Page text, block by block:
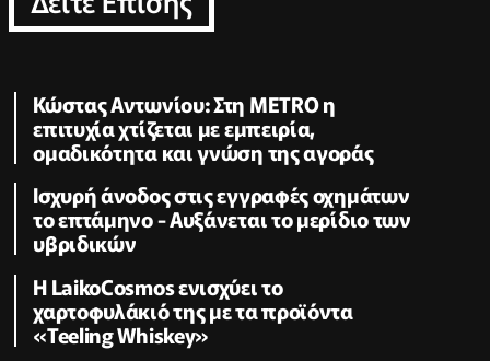
Κώστας Αντωνίου: Στη METRO η
επιτυχία χτίζεται με εμπειρία,
ομαδικότητα και γνώση της αγοράς
Ισχυρή άνοδος στις εγγραφές οχημάτων
το επτάμηνο - Αυξάνεται το μερίδιο των
υβριδικών
Η LaikoCosmos ενισχύει το
χαρτοφυλάκιό της με τα προϊόντα
«Teeling Whiskey»